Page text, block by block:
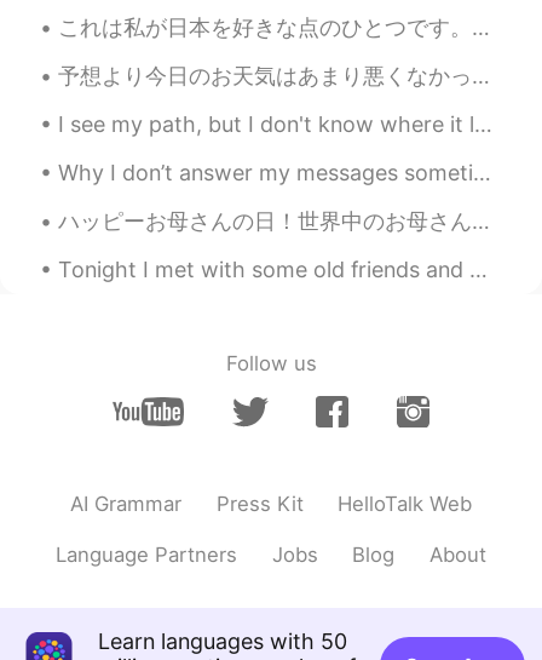
小铃铛 2020.07.27 05:25
CN EN
@meaningfulll 这个你确定那个人能看懂
嘛，看懂就该给你一拳了，哈哈哈
Li zi 2020.07.27 04:51
CN
中国绅士必备品之一
Crystal 2020.07.27 04:44
纸巾是出门必须品😂
Liang 2020.07.27 04:42
EN
CN EN
これは私が日本を好きな点のひとつです。すべての人が完璧ではないことは承知していますが、一般的に日本の人々はより正直で親切であるように思えます。このビデオに登場する男性は、人々がどう反応するかを見...
予想より今日のお天気はあまり悪くなかったです。動物が好きな娘と散歩したら長い時間がかかりますよ。友達に出会ったらちゃんと挨拶しないと! The weather today wasn't as ...
I see my path, but I don't know where it leads. Not knowing terrifies the begeesus out of me, but...
Why I don’t answer my messages sometimes: I don’t answer them sometimes because I get a lot of t...
ハッピーお母さんの日！世界中のお母さんたちに感謝します！ なにしましたか？ 僕の母は遠くて会えないけど、昨日両親と妹とビデオチャットして、今日似顔描いてみた！そんな不味くないと思う😌 Happ...
Tonight I met with some old friends and we had an American dinner. Steak, lobster bisque, fried ...
Follow us
AI Grammar Press Kit HelloTalk Web
Language Partners Jobs Blog About
Learn languages with 50